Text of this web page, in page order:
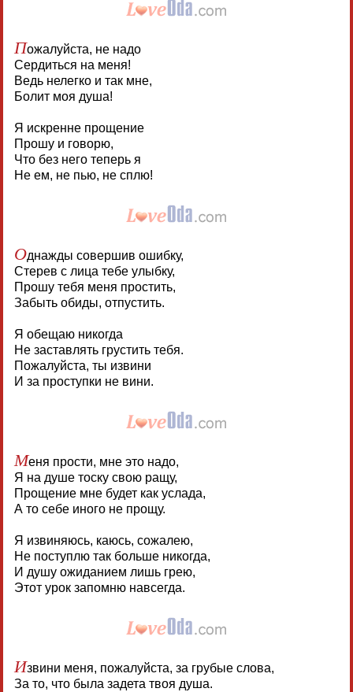
Пожалуйста, не надо
Сердиться на меня!
Ведь нелегко и так мне,
Болит моя душа!
Я искренне прощение
Прошу и говорю,
Что без него теперь я
Не ем, не пью, не сплю!
Однажды совершив ошибку,
Стерев с лица тебе улыбку,
Прошу тебя меня простить,
Забыть обиды, отпустить.
Я обещаю никогда
Не заставлять грустить тебя.
Пожалуйста, ты извини
И за проступки не вини.
Меня прости, мне это надо,
Я на душе тоску свою ращу,
Прощение мне будет как услада,
А то себе иного не прощу.
Я извиняюсь, каюсь, сожалею,
Не поступлю так больше никогда,
И душу ожиданием лишь грею,
Этот урок запомню навсегда.
Извини меня, пожалуйста, за грубые слова,
За то, что была задета твоя душа.